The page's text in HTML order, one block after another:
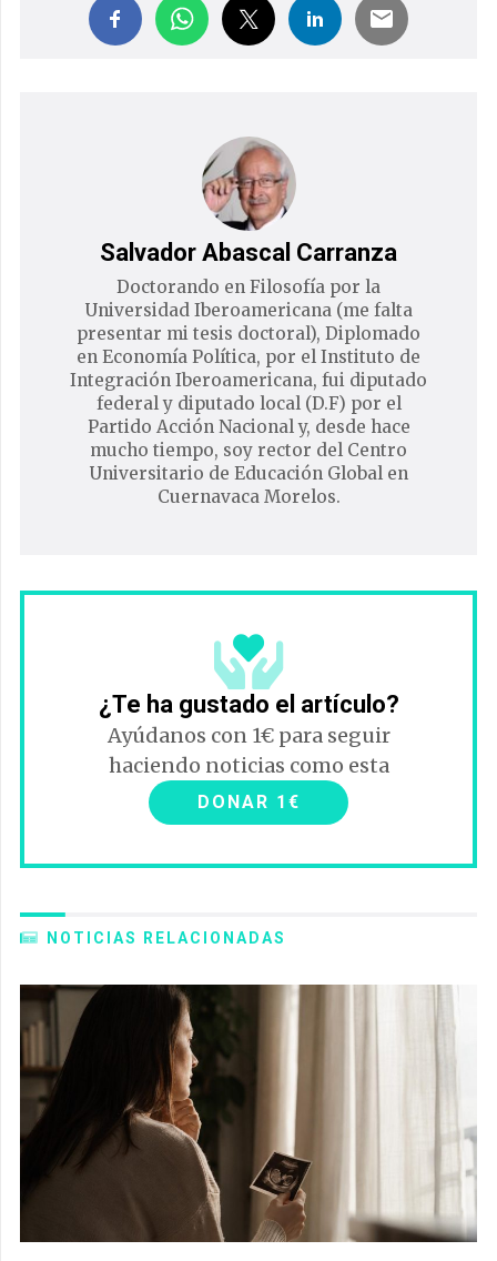
Salvador Abascal Carranza
Doctorando en Filosofía por la
Universidad Iberoamericana (me falta
presentar mi tesis doctoral), Diplomado
en Economía Política, por el Instituto de
Integración Iberoamericana, fui diputado
federal y diputado local (D.F) por el
Partido Acción Nacional y, desde hace
mucho tiempo, soy rector del Centro
Universitario de Educación Global en
Cuernavaca Morelos.
¿Te ha gustado el artículo?
Ayúdanos con 1€ para seguir
haciendo noticias como esta
DONAR 1€
NOTICIAS RELACIONADAS